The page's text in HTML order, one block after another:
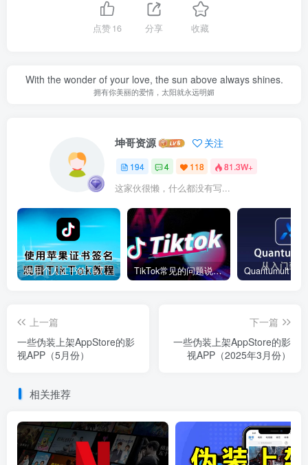
点赞16 分享 收藏
With the wonder of your love, the sun above always shines.
拥有你美丽的爱情，太阳就永远明媚
坤哥资源 关注
194 4 118 81.3W+
这家伙很懒，什么都没有写...
使用个人证书给TikTok签名安装(视频) TikTok常见的问题说明和解决方法
上一篇
一些伪装上架AppStore的影
视APP（5月份）
下一篇
一些伪装上架AppStore的影
视APP（2025年3月份）
相关推荐